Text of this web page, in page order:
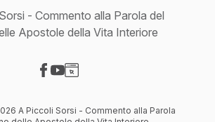
- Commento alla Parola del
Apostole della Vita Interiore
A Piccoli Sorsi - Commento alla Parola